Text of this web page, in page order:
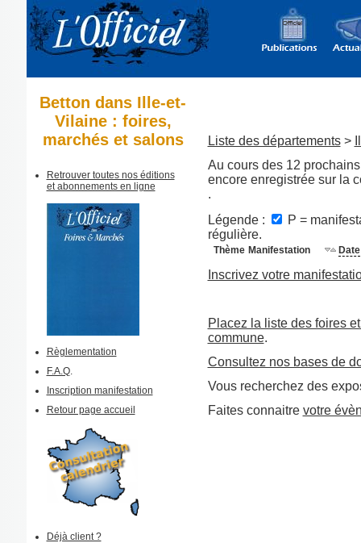
Betton dans Ille-et-
Vilaine : foires,
marchés et salons
Retrouver toutes nos éditions
et abonnements en ligne
Règlementation
F.A.Q.
Inscription manifestation
Retour page accueil
Déjà client ?
Liste des départements>
Au cours des 12
encore enregistrée sur la
.
Légende :
P =
régulière.
Thème Manifestation Date
Inscrivez votre
Placez la liste des foires
commune.
Consultez nos bases de
Vous recherchez des
Faites connaitre votre